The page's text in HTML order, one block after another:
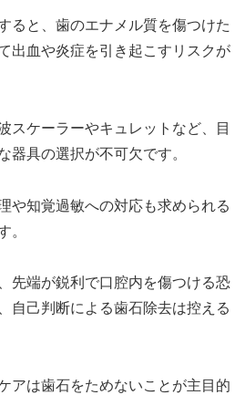
ると、歯のエナメル質を傷つけた
出血や炎症を引き起こすリスクが
スケーラーやキュレットなど、目
器具の選択が不可欠です。
や知覚過敏への対応も求められる
。
先端が鋭利で口腔内を傷つける恐
自己判断による歯石除去は控える
アは歯石をためないことが主目的